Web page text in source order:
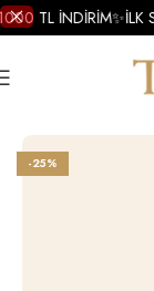
Altın
-25%
TL İNDİRİM✨İLK